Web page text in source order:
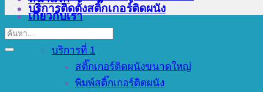
เกี่ยวกับเรา
บริการของเรา
บริการที่ 1
สติ๊กเกอร์ติดผนังขนาดใหญ่
พิมพ์สติ๊กเกอร์ติดผนัง
บริการติดตั้งสติ๊กเกอร์ติดผนัง